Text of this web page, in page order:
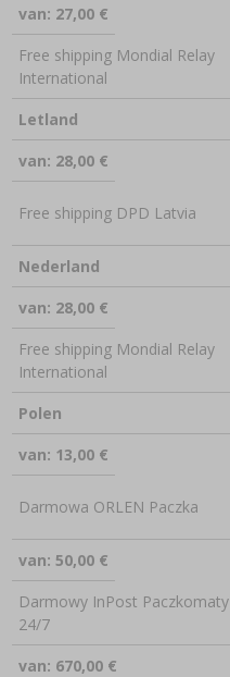
van: 27,00 €
Free shipping Mondial Relay
International
Letland
van: 28,00 €
Free shipping DPD Latvia
Nederland
van: 28,00 €
Free shipping Mondial Relay
International
Polen
van: 13,00 €
Darmowa ORLEN Paczka
van: 50,00 €
Darmowy InPost Paczkomaty
24/7
van: 670,00 €